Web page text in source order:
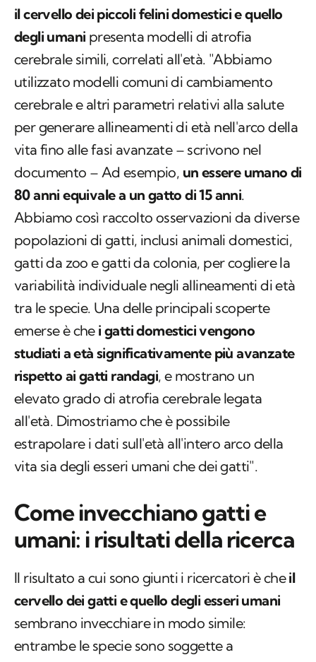
il cervello dei piccoli felini domestici e quello
degli umani presenta modelli di atrofia
cerebrale simili, correlati all'età. "Abbiamo
utilizzato modelli comuni di cambiamento
cerebrale e altri parametri relativi alla salute
per generare allineamenti di età nell'arco della
vita fino alle fasi avanzate – scrivono nel
documento – Ad esempio, un essere umano di
80 anni equivale a un gatto di 15 anni.
Abbiamo così raccolto osservazioni da diverse
popolazioni di gatti, inclusi animali domestici,
gatti da zoo e gatti da colonia, per cogliere la
variabilità individuale negli allineamenti di età
tra le specie. Una delle principali scoperte
emerse è che i gatti domestici vengono
studiati a età significativamente più avanzate
rispetto ai gatti randagi, e mostrano un
elevato grado di atrofia cerebrale legata
all'età. Dimostriamo che è possibile
estrapolare i dati sull'età all'intero arco della
vita sia degli esseri umani che dei gatti".
Come invecchiano gatti e
umani: i risultati della ricerca
Il risultato a cui sono giunti i ricercatori è cheil
cervello dei gatti e quello degli esseri umani
sembrano invecchiare in modo simile:
entrambe le specie sono soggette a